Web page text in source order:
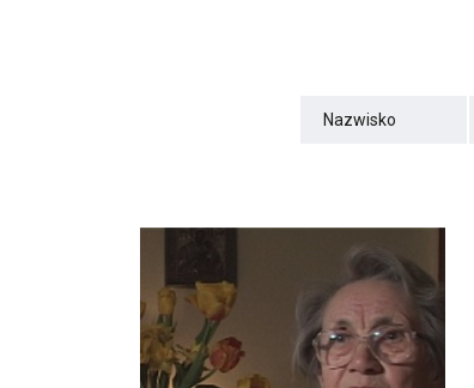
Nazwisko